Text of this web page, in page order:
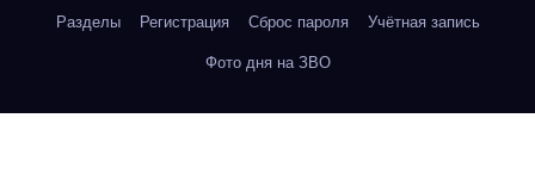
Разделы Регистрация Сброс пароля Учётная запись
Фото дня на ЗВО